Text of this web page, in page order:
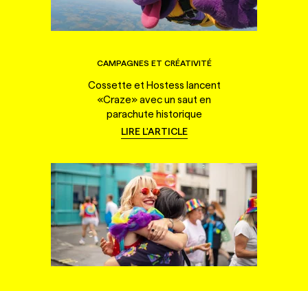
CAMPAGNES ET CRÉATIVITÉ
Cossette et Hostess lancent
«Craze» avec un saut en
parachute historique
LIRE L'ARTICLE